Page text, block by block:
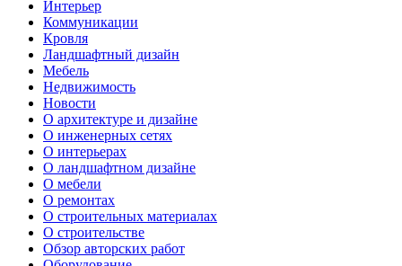
Интерьер
Коммуникации
Кровля
Ландшафтный дизайн
Мебель
Недвижимость
Новости
О архитектуре и дизайне
О инженерных сетях
О интерьерах
О ландшафтном дизайне
О мебели
О ремонтах
О строительных материалах
О строительстве
Обзор авторских работ